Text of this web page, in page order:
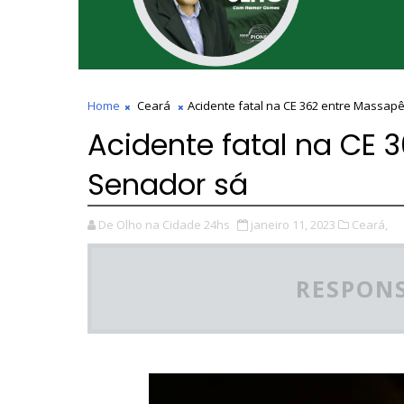
Home Ceará Acidente fatal na CE 362 entre
Acidente fatal na CE
Senador sá
De Olho na Cidade 24hs janeiro 11, 2023 Ceará,